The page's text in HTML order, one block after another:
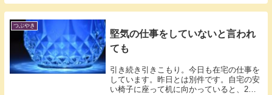
つぶやき
堅気の仕事をしていないと言われ
ても
引き続き引きこもり。今日も在宅の仕事を
しています。昨日とは別件です。自宅の安
い椅子に座って机に向かっていると、2時